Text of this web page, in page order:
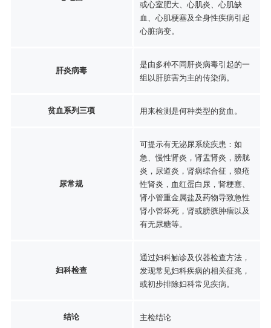
或心室肥大、心肌炎、心肌缺
血、心肌梗塞及全身性疾病引起
心脏病变。
肝炎病毒
是由多种不同肝炎病毒引起的一
组以肝脏害为主的传染病。
贫血系列三项 用来检测是何种类型的贫血。
尿常规
可提示有无泌尿系统疾患：如
急、慢性肾炎，肾盂肾炎，膀胱
炎，尿道炎，肾病综合征，狼疮
性肾炎，血红蛋白尿，肾梗塞、
肾小管重金属盐及药物导致急性
肾小管坏死，肾或膀胱肿瘤以及
有无尿糖等。
妇科检查
通过妇科触诊及仪器检查方法，
发现常见妇科疾病的相关征兆，
或初步排除妇科常见疾病。
结论 主检结论